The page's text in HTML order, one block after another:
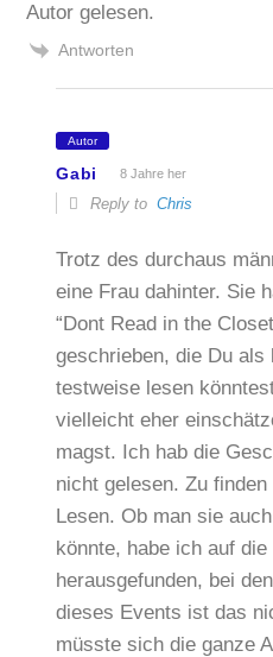
Autor gelesen.
Antworten
Autor
Gabi 8 Jahre her
Reply toChris
Trotz des durchaus
eine Frau dahinter. Sie
“Dont Read in the
geschrieben, die Du als
testweise lesen
vielleicht eher
magst. Ich hab die
nicht gelesen. Zu
Lesen. Ob man sie
könnte, habe ich auf
herausgefunden, bei
dieses Events ist das
müsste sich die ganze